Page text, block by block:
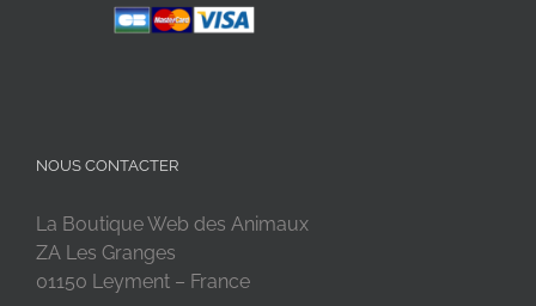
NOUS CONTACTER
La Boutique Web des Animaux
ZA Les Granges
01150 Leyment – France